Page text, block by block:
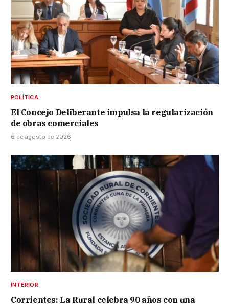
POLÍTICA
El Concejo Deliberante impulsa la regularización
de obras comerciales
6 de agosto de 2026
INTERIOR
Corrientes: La Rural celebra 90 años con una